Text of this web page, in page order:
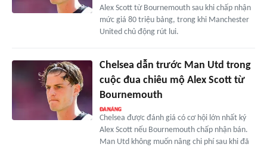
Alex Scott từ Bournemouth sau khi chấp nhận
mức giá 80 triệu bảng, trong khi Manchester
United chủ động rút lui.
Chelsea dẫn trước Man Utd trong
cuộc đua chiêu mộ Alex Scott từ
Bournemouth
Chelsea được đánh giá có cơ hội lớn nhất ký
Alex Scott nếu Bournemouth chấp nhận bán.
Man Utd không muốn nâng chi phí sau khi đã